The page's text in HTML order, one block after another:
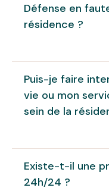
Défense en
résidence ?
pratique pour les
commun. Depuis
accessible depuis
quartier facilitent
correspondances.
Puis-je faire
vie ou mon
sein de la
intervenir votre
d'aide à domicile
Existe-t-il une
24h/24 ?